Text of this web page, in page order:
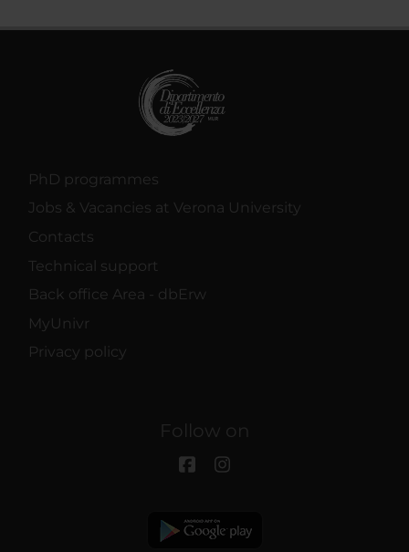
PhD programmes
Jobs & Vacancies at Verona University
Contacts
Technical support
Back office Area - dbErw
MyUnivr
Privacy policy
Follow on